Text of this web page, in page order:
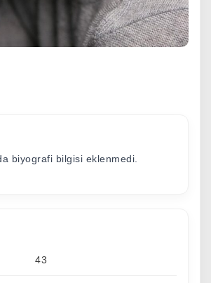
biyografi bilgisi eklenmedi.
43